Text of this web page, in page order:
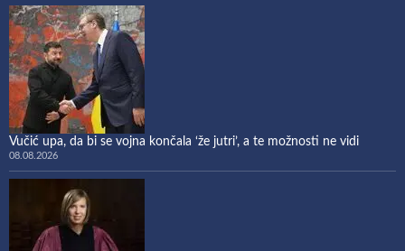
Vučić upa, da bi se vojna končala ‘že jutri’, a te možnosti ne vidi
08.08.2026